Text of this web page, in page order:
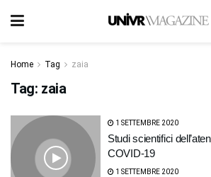
Home Tag zaia
Tag: zaia
1 SETTEMBRE 2020
Studi scientifici
COVID-19
1 SETTEMBRE 2020